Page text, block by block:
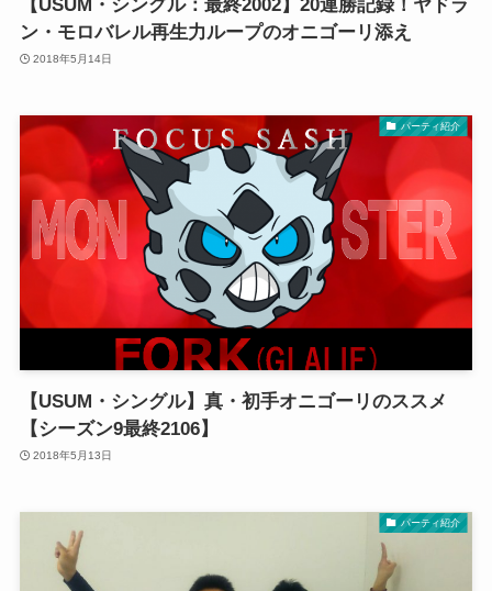
【USUM・シングル：最終2002】20連勝記録！ヤドラ
ン・モロバレル再生力ループのオニゴーリ添え
2018年5月14日
パーティ紹介
【USUM・シングル】真・初手オニゴーリのススメ
【シーズン9最終2106】
2018年5月13日
パーティ紹介